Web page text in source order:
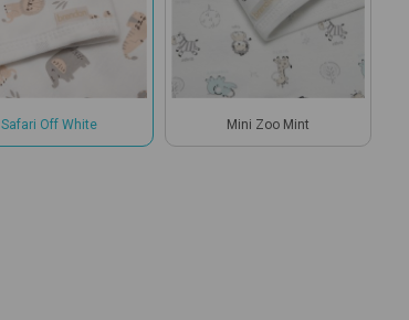
Safari Off White Mini Zoo Mint